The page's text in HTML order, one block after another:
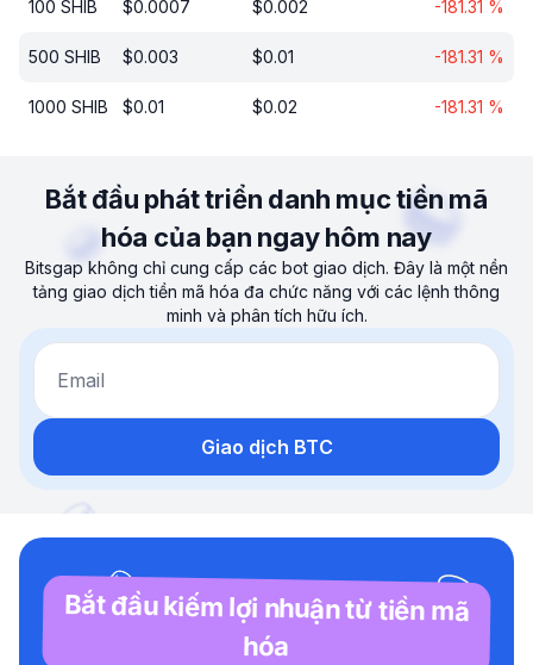
100 SHIB $0.0007 $0.002 -181.31 %
500 SHIB $0.003 $0.01 -181.31 %
1000 SHIB $0.01 $0.02 -181.31 %
Bắt đầu phát triển danh mục tiền mã
hóa của bạn ngay hôm nay
Bitsgap không chỉ cung cấp các bot giao dịch. Đây là một nền
tảng giao dịch tiền mã hóa đa chức năng với các lệnh thông
minh và phân tích hữu ích.
Email
Giao dịch BTC
Bắt đầu kiếm lợi nhuận từ tiền mã
hóa